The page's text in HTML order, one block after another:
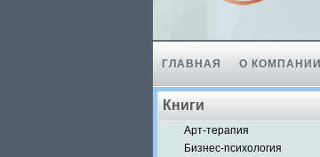
ГЛАВНАЯ О КОМПАНИИ
Книги
Арт-терапия
Бизнес-психология